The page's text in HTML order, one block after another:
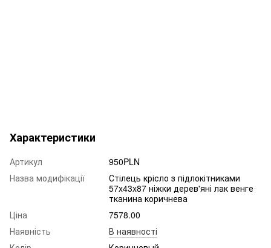
Характеристики
Артикул
950PLN
Назва модифікації
Стілець крісло з підлокітниками
57x43x87 ніжки дерев'яні лак венге
тканина коричнева
Ціна
7578.00
Наявність
В наявності